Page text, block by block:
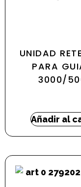
UNIDAD
PARA
3000/
Añadir al